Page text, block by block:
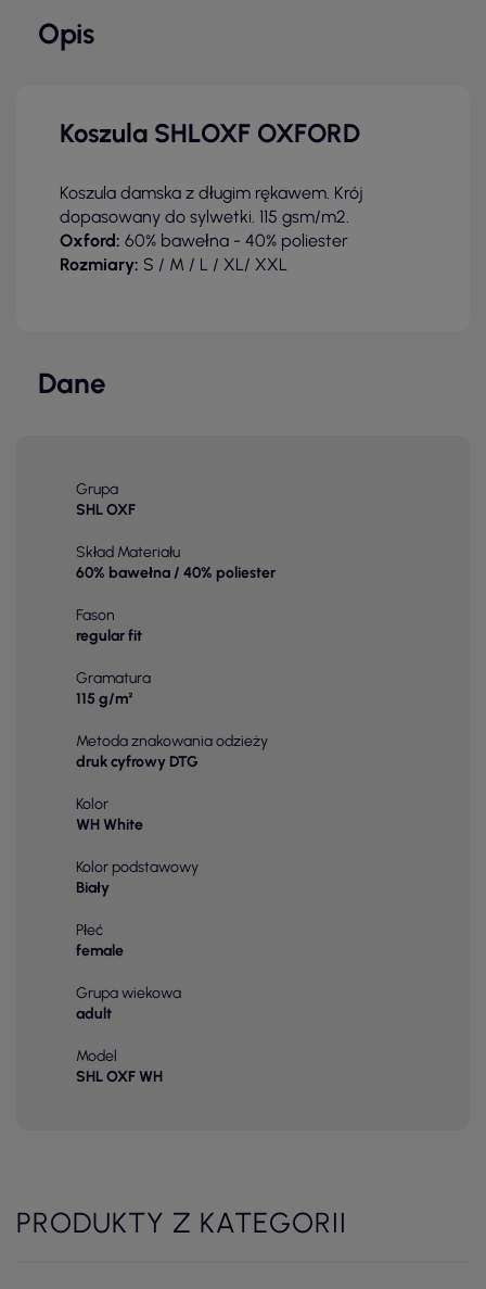
Opis
Koszula SHLOXF OXFORD
Koszula damska z długim rękawem. Krój
dopasowany do sylwetki. 115 gsm/m2.
Oxford: 60% bawełna - 40% poliester
Rozmiary: S / M / L / XL/ XXL
Dane
Grupa
SHL OXF
Skład Materiału
60% bawełna / 40% poliester
Fason
regular fit
Gramatura
115 g/m²
Metoda znakowania odzieży
druk cyfrowy DTG
Kolor
WH White
Kolor podstawowy
Biały
Płeć
female
Grupa wiekowa
adult
Model
SHL OXF WH
PRODUKTY Z KATEGORII